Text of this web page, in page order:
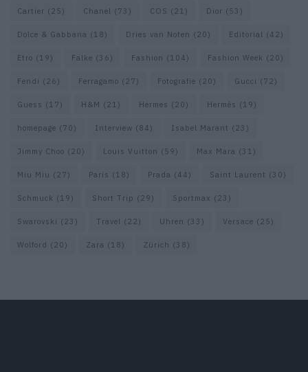
Cartier (25) Chanel (73) COS (21) Dior (53)
Dolce & Gabbana (18) Dries van Noten (20) Editorial (42)
Etro (19) Falke (36) Fashion (104) Fashion Week (20)
Fendi (26) Ferragamo (27) Fotografie (20) Gucci (72)
Guess (17) H&M (21) Hermes (20) Hermès (19)
homepage (70) Interview (84) Isabel Marant (23)
Jimmy Choo (20) Louis Vuitton (59) Max Mara (31)
Miu Miu (27) Paris (18) Prada (44) Saint Laurent (30)
Schmuck (19) Short Trip (29) Sportmax (23)
Swarovski (23) Travel (22) Uhren (33) Versace (25)
Wolford (20) Zara (18) Zürich (38)